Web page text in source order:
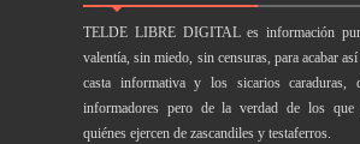
TELDE LIBRE DIGITAL es información
valentía, sin miedo, sin censuras, para acabar
casta informativa y los sicarios caraduras,
informadores pero de la verdad de los que
quiénes ejercen de zascandiles y testaferros.